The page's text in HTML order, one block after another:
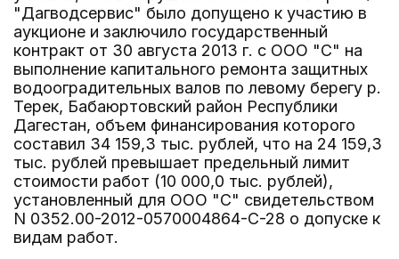
"Дагводсервис" было допущено к участию в
аукционе и заключило государственный
контракт от 30 августа 2013 г. с ООО "С" на
выполнение капитального ремонта защитных
водооградительных валов по левому берегу р.
Терек, Бабаюртовский район Республики
Дагестан, объем финансирования которого
составил 34 159,3 тыс. рублей, что на 24 159,3
тыс. рублей превышает предельный лимит
стоимости работ (10 000,0 тыс. рублей),
установленный для ООО "С" свидетельством
N 0352.00-2012-0570004864-С-28 о допуске к
видам работ.